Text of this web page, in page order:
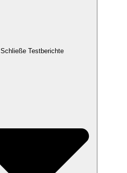
Schließe Testberichte